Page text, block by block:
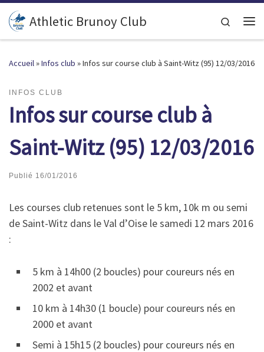
Passer au contenu
Athletic Brunoy Club Search
Accueil»Infos club »Infos sur course club à Saint-Witz (95) 12/03/2016
INFOS CLUB
Infos sur course club à
Saint-Witz (95) 12/03/2016
Publié 16/01/2016
Les courses club retenues sont le 5 km, 10k m ou semi
de Saint-Witz dans le Val d’Oise le samedi 12 mars 2016
:
5 km à 14h00 (2 boucles) pour coureurs nés en
2002 et avant
10 km à 14h30 (1 boucle) pour coureurs nés en
2000 et avant
Semi à 15h15 (2 boucles) pour coureurs nés en